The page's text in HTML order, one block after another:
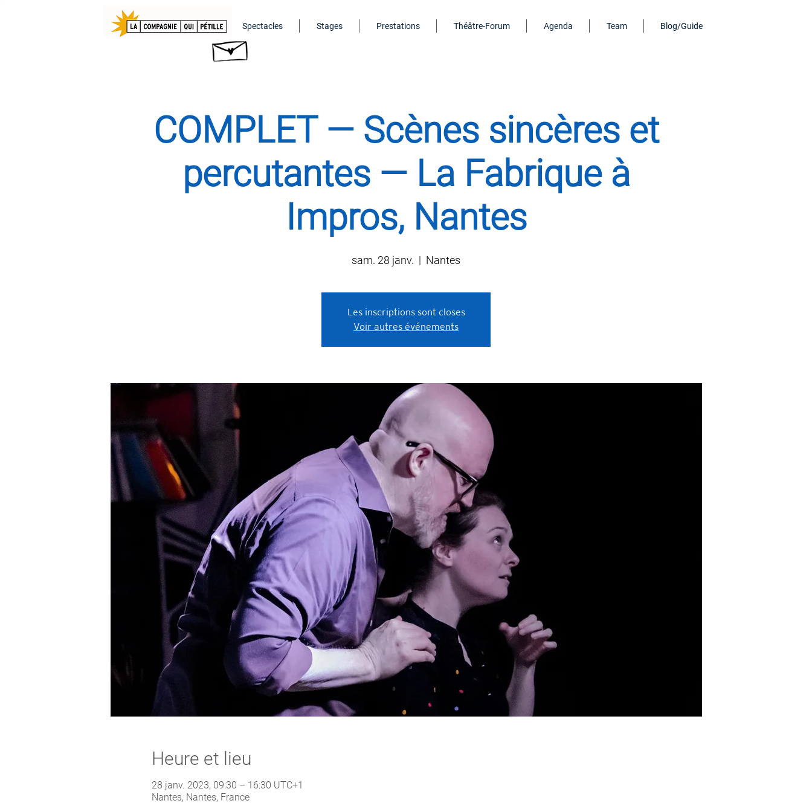
Spectacles Stages Prestations Théâtre-Forum Agenda Team Blog/Guide
COMPLET — Scènes sincères et
percutantes — La Fabrique à
Impros, Nantes
sam. 28 janv.
  |
Nantes
Les inscriptions sont closes
Voir autres événements
Heure et lieu
28 janv. 2023, 09:30 – 16:30 UTC+1
Nantes, Nantes, France